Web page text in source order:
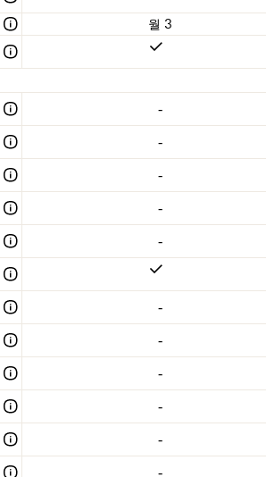
월 3
-
-
-
-
-
-
-
-
-
-
-